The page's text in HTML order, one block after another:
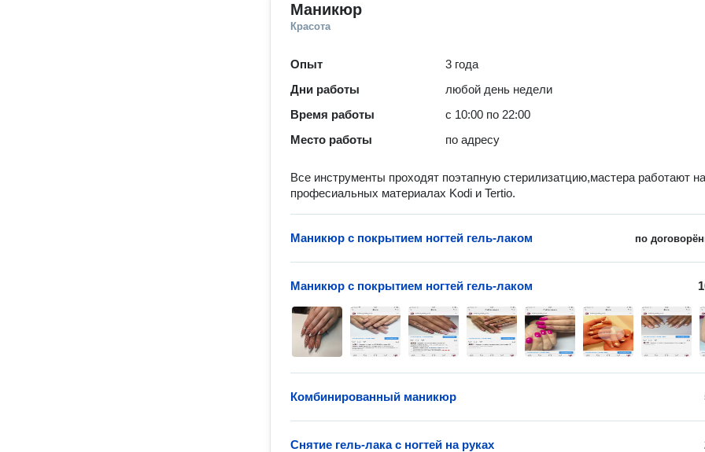
Маникюр
Красота
Опыт
3 года
Дни работы
любой день недели
Время работы
с 10:00 по 22:00
Место работы
по адресу
Все инструменты проходят поэтапную стерилизатцию,мастера работают на
професиальных материалах Kodi и Tertio.
по
Маникюр с покрытием ногтей гель-лаком
Маникюр с покрытием ногтей гель-лаком
Комбинированный маникюр
Снятие гель-лака с ногтей на руках